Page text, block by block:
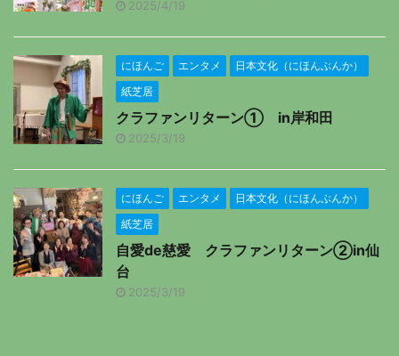
2025/4/19
にほんご エンタメ
日本文化（にほんぶんか）
紙芝居
クラファンリターン① in岸和田
2025/3/19
にほんご エンタメ
日本文化（にほんぶんか）
紙芝居
自愛de慈愛 クラファンリターン②in仙
台
2025/3/19